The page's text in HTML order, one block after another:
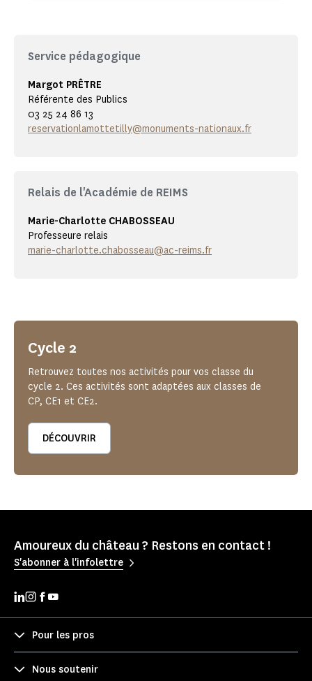
Service pédagogique
Margot PRÊTRE
Référente des Publics
03 25 24 86 13
reservationlamottetilly@monuments-nationaux.fr
Relais de l'Académie de REIMS
Marie-Charlotte CHABOSSEAU
Professeure relais
marie-charlotte.chabosseau@ac-reims.fr
Cycle 2
Retrouvez toutes nos activités pour vos classe du
cycle 2. Ces activités sont adaptées aux classes de
CP, CE1 et CE2.
DÉCOUVRIR
Amoureux du château ? Restons en contact !
S'abonner à l'infolettre
Pour les pros
Nous soutenir